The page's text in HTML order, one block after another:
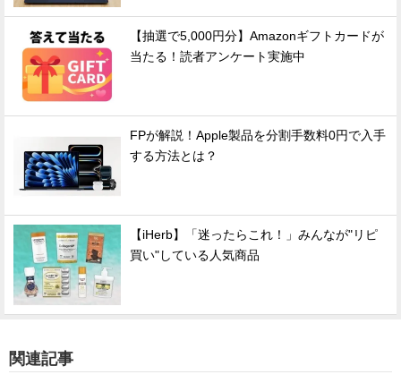
【抽選で5,000円分】Amazonギフトカードが
当たる！読者アンケート実施中
FPが解説！Apple製品を分割手数料0円で入手
する方法とは？
【iHerb】「迷ったらこれ！」みんなが"リピ
買い"している人気商品
関連記事